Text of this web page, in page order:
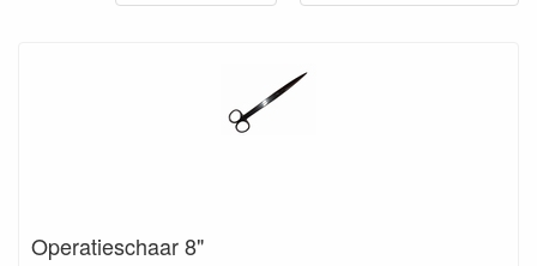
Operatieschaar 8"